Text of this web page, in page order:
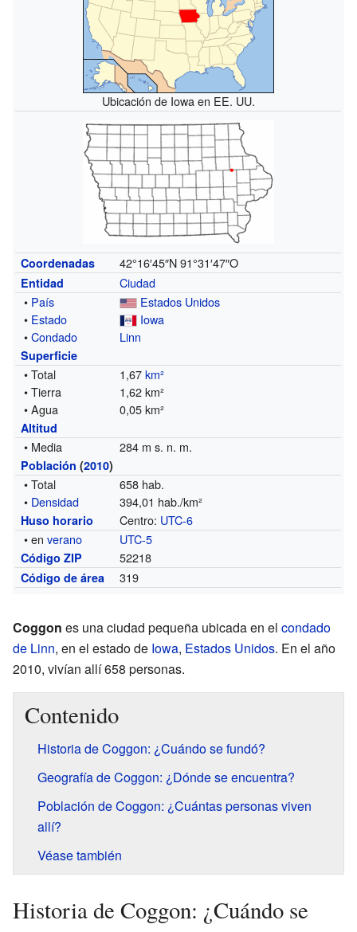
Ubicación de Iowa en EE. UU.
Coordenadas 42°16′45″N 91°31′47″O
Entidad
Ciudad
• País
Estados Unidos
• Estado
Iowa
•Condado Linn
Superficie
• Total 1,67km²
• Tierra
1,62 km²
• Agua
0,05 km²
Altitud
• Media 284 m s. n. m.
Población (2010)
• Total
658 hab.
• Densidad 394,01 hab./km²
Huso horario Centro: UTC-6
• enverano UTC-5
Código ZIP 52218
Código de área 319
Coggon es una ciudad pequeña ubicada en el condado
de Linn, en el estado de Iowa, Estados Unidos. En el año
2010, vivían allí 658 personas.
Contenido
Historia de Coggon: ¿Cuándo se fundó?
Geografía de Coggon: ¿Dónde se encuentra?
Población de Coggon: ¿Cuántas personas viven
allí?
Véase también
Historia de Coggon: ¿Cuándo se